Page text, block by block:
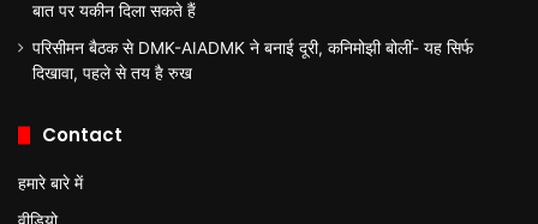
बात पर यकीन दिला सकते हैं
परिसीमन बैठक से DMK-AIADMK ने बनाई दूरी, कनिमोझी बोलीं- यह सिर्फ
दिखावा, पहले से तय है रुख
Contact
हमारे बारे में